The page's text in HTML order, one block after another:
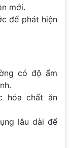
mới.
để phát hiện
có độ ẩm
hóa chất ăn
lâu dài để